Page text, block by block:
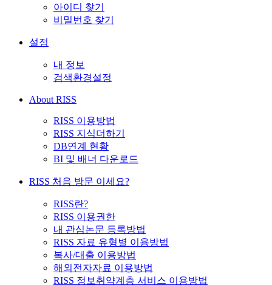
아이디 찾기
비밀번호 찾기
설정
내 정보
검색환경설정
About RISS
RISS 이용방법
RISS 지식더하기
DB연계 현황
BI 및 배너 다운로드
RISS 처음 방문 이세요?
RISS란?
RISS 이용권한
내 관심논문 등록방법
RISS 자료 유형별 이용방법
복사/대출 이용방법
해외전자자료 이용방법
RISS 정보취약계층 서비스 이용방법